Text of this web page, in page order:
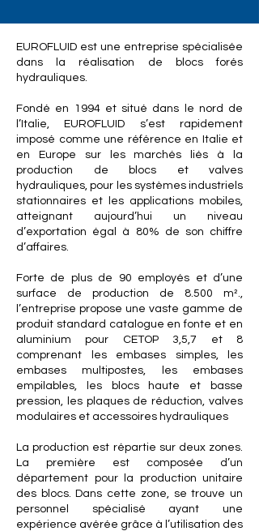
EUROFLUID est une entreprise spécialisée
dans la réalisation de blocs forés
hydrauliques.
Fondé en 1994 et situé dans le nord de
l’Italie, EUROFLUID s’est rapidement
imposé comme une référence en Italie et
en Europe sur les marchés liés à la
production de blocs et valves
hydrauliques, pour les systèmes industriels
stationnaires et les applications mobiles,
atteignant aujourd’hui un niveau
d’exportation égal à 80% de son chiffre
d’affaires.
Forte de plus de 90 employés et d’une
surface de production de 8.500 m².,
l’entreprise propose une vaste gamme de
produit standard catalogue en fonte et en
aluminium pour CETOP 3,5,7 et 8
comprenant les embases simples, les
embases multipostes, les embases
empilables, les blocs haute et basse
pression, les plaques de réduction, valves
modulaires et accessoires hydrauliques
La production est répartie sur deux zones.
La première est composée d’un
département pour la production unitaire
des blocs. Dans cette zone, se trouve un
personnel spécialisé ayant une
expérience avérée grâce à l’utilisation des